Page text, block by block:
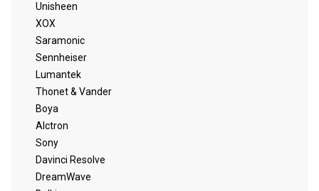
Unisheen
XOX
Saramonic
Sennheiser
Lumantek
Thonet & Vander
Boya
Alctron
Sony
Davinci Resolve
DreamWave